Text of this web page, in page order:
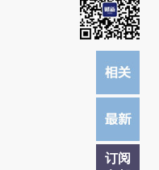
订阅